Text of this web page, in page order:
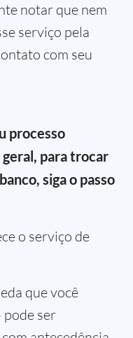
notar que nem
serviço pela
com seu
processo
para trocar
siga o passo
o serviço de
que você
pode ser